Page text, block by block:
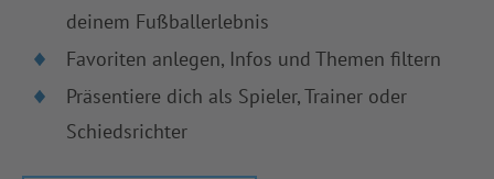
deinem Fußballerlebnis
Favoriten anlegen, Infos und Themen filtern
Präsentiere dich als Spieler, Trainer oder
Schiedsrichter